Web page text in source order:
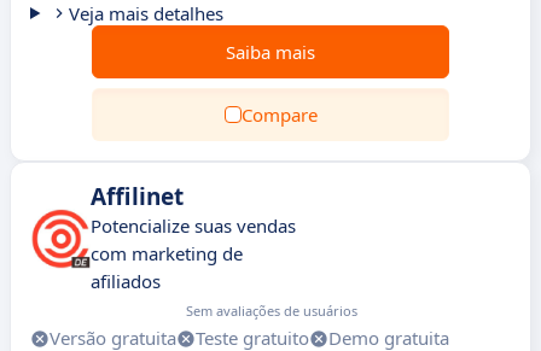
Veja mais detalhes
Saiba mais
Compare
Affilinet
Potencialize suas vendas
com marketing de
afiliados
Sem avaliações de usuários
Versão gratuita Teste gratuito
Demo gratuita